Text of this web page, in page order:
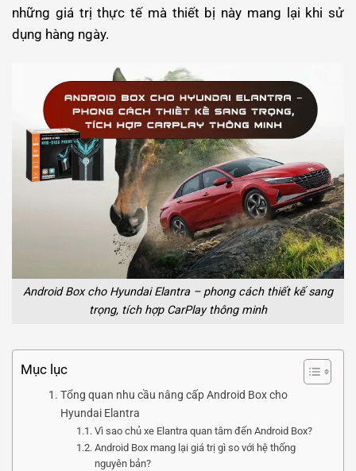
những giá trị thực tế mà thiết bị này mang lại khi sử
dụng hàng ngày.
Android Box cho Hyundai Elantra – phong cách thiết kế sang
trọng, tích hợp CarPlay thông minh
Mục lục
Tổng quan nhu cầu nâng cấp Android Box cho
Hyundai Elantra
Vì sao chủ xe Elantra quan tâm đến Android Box?
Android Box mang lại giá trị gì so với hệ thống
nguyên bản?